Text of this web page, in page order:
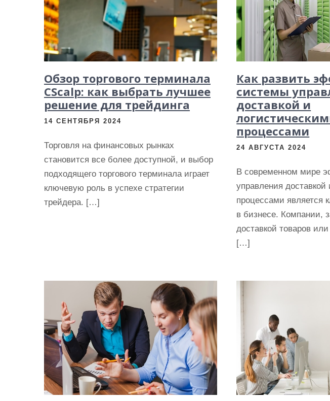
Обзор торгового терминала
CScalp: как выбрать лучшее
решение для трейдинга
14 СЕНТЯБРЯ 2024
Торговля на финансовых рынках
становится все более доступной, и выбор
подходящего торгового терминала играет
ключевую роль в успехе стратегии
трейдера. […]
Как развить
системы
доставкой и
процессами
24 АВГУСТА 2024
В современном мире
управления доставкой
процессами
в бизнесе. Компании,
доставкой товаров
[…]